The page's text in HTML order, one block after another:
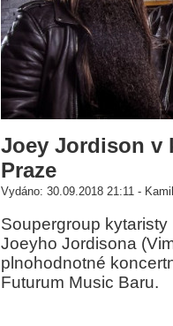
Joey Jordison v
Praze
Vydáno: 30.09.2018 21:11 -
Soupergroup
Joeyho Jordisona
plnohodnotné
Futurum Music Baru.